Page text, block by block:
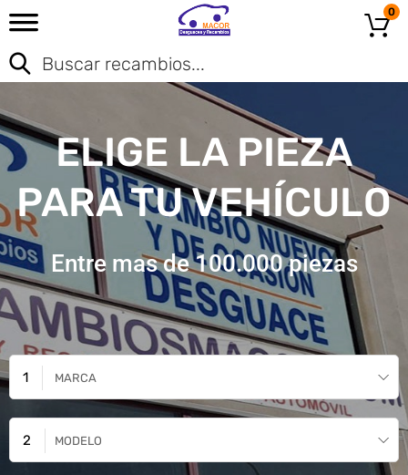
0
ELIGE LA PIEZA
PARA TU VEHÍCULO
Entre mas de 100.000 piezas
MARCA
MODELO